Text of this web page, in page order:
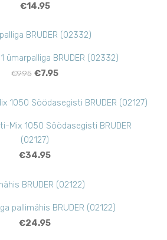
€14.95
ümarpalliga BRUDER (02332)
€9.95 €7.95
Mix 1050 Söödasegisti BRUDER
(02127)
€34.95
pallimähis BRUDER (02122)
€24.95